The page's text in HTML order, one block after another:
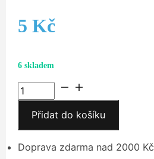
5 Kč
6 skladem
Don
Karnage,
Prince
of
Pirates
Přidat do košíku
Doprava zdarma nad 2000 Kč